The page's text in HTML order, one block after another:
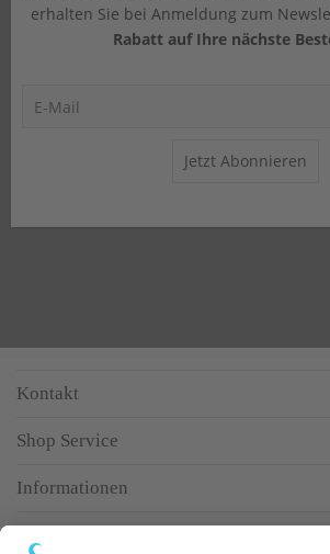
erhalten Sie bei Anmeldung zum
Rabatt auf Ihre nächste
Jetzt Abonnieren
Kontakt
Shop Service
Informationen